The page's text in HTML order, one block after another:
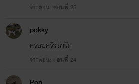
จากตอน: ตอนที่ 25
pokky
ครอบครัวน่ารัก
จากตอน: ตอนที่ 24